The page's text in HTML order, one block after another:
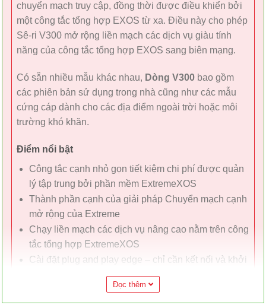
chuyển mạch truy cập, đồng thời được điều khiển bởi
một công tắc tổng hợp EXOS từ xa. Điều này cho phép
Sê-ri V300 mở rộng liền mạch các dịch vụ giàu tính
năng của công tắc tổng hợp EXOS sang biên mạng.
Có sẵn nhiều mẫu khác nhau, Dòng V300 bao gồm
các phiên bản sử dụng trong nhà cũng như các mẫu
cứng cáp dành cho các địa điểm ngoài trời hoặc môi
trường khó khăn.
Điểm nổi bật
Công tắc cạnh nhỏ gọn tiết kiệm chi phí được quản
lý tập trung bởi phần mềm ExtremeXOS
Thành phần cạnh của giải pháp Chuyển mạch cạnh
mở rộng của Extreme
Chạy liền mạch các dịch vụ nâng cao nằm trên công
tắc tổng hợp ExtremeXOS
Cài đặt plug and play edge – chỉ cần kết nối và khởi
Nhiều kiểu máy cung cấp 8 cổng truy cập 1GbE
Đọc thêm